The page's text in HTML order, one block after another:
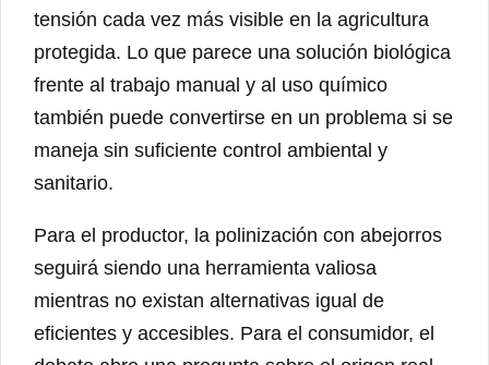
tensión cada vez más visible en la agricultura
protegida. Lo que parece una solución biológica
frente al trabajo manual y al uso químico
también puede convertirse en un problema si se
maneja sin suficiente control ambiental y
sanitario.
Para el productor, la polinización con abejorros
seguirá siendo una herramienta valiosa
mientras no existan alternativas igual de
eficientes y accesibles. Para el consumidor, el